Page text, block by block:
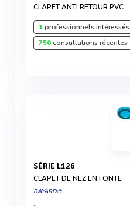
CLAPET ANTI RETOUR PVC
1professionnels intéressés
750consultations récentes
SÉRIE L126
CLAPET DE NEZ EN FONTE
BAYARD®